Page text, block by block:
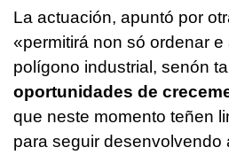
La actuación, apuntó por
«permitirá non só ordenar e
polígono industrial, senón
oportunidades de
que neste momento teñen
para seguir desenvolvendo